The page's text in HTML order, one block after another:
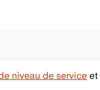
niveau de service et